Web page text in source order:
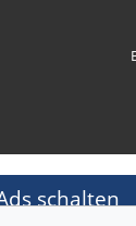
schalten